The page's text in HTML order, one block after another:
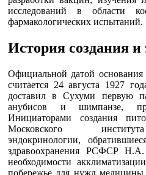
исследований в области
фармакологических испытаний.
История создания
Официальной датой основания
считается 24 августа 1927
доставил в Сухуми первую
анубисов и шимпанзе,
Инициаторами создания
Московского
эндокринологии,
здравоохранения РСФСР
необходимости
побережье для нужд медицины